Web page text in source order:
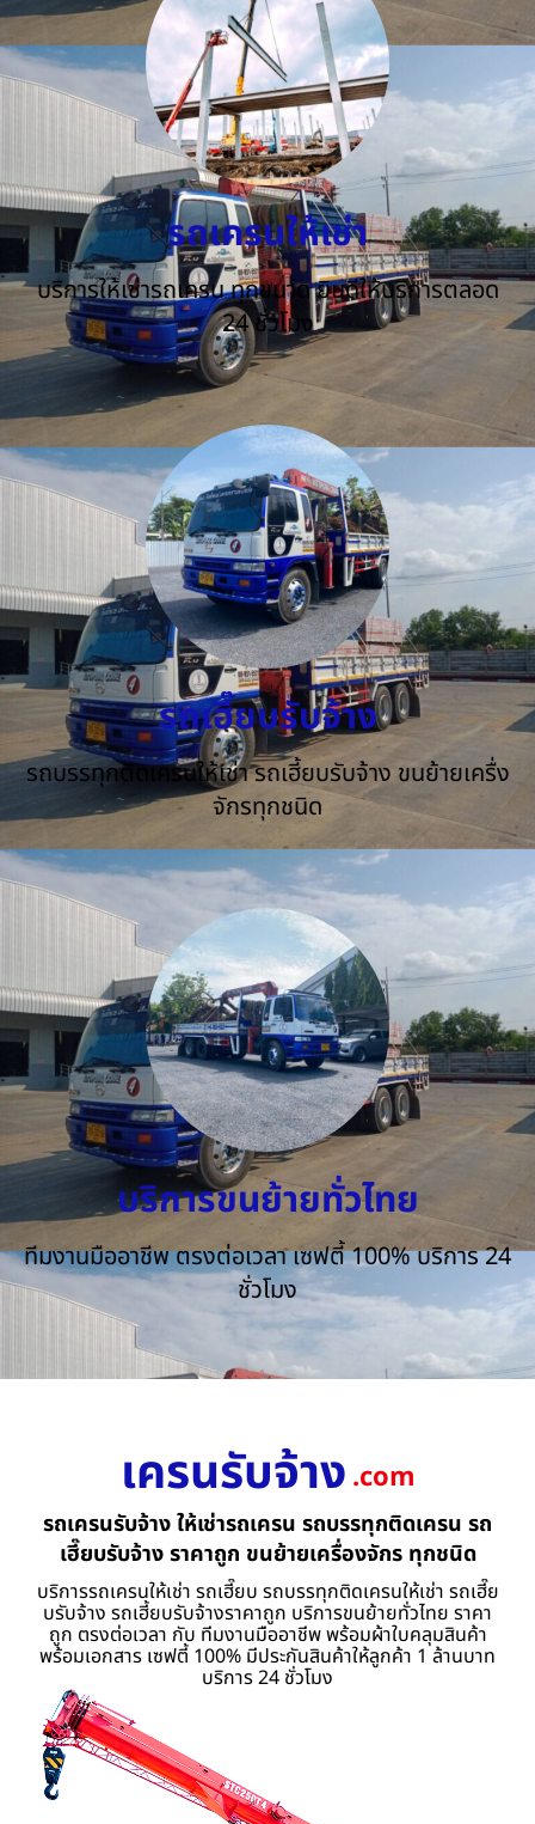
รถเครนให้เช่า
บริการให้เช่ารถเครน ทุกขนาด ยินดีให้บริการตลอด
24 ชั่วโมง
รถเฮี๊ยบรับจ้าง
รถบรรทุกติดเครนให้เช่า รถเฮี้ยบรับจ้าง ขนย้ายเครื่ง
จักรทุกชนิด
บริการขนย้ายทั่วไทย
ทีมงานมืออาชีพ ตรงต่อเวลา เซฟตี้ 100% บริการ 24
ชั่วโมง
เครนรับจ้าง .com
รถเครนรับจ้าง ให้เช่ารถเครน รถบรรทุกติดเครน รถ
เฮี๊ยบรับจ้าง ราคาถูก ขนย้ายเครื่องจักร ทุกชนิด
บริการรถเครนให้เช่า รถเฮี๊ยบ รถบรรทุกติดเครนให้เช่า รถเฮี๊ย
บรับจ้าง รถเฮี้ยบรับจ้างราคาถูก บริการขนย้ายทั่วไทย ราคา
ถูก ตรงต่อเวลา กับ ทีมงานมืออาชีพ พร้อมผ้าใบคลุมสินค้า
พร้อมเอกสาร เซฟตี้ 100% มีประกันสินค้าให้ลูกค้า 1 ล้านบาท
บริการ 24 ชั่วโมง